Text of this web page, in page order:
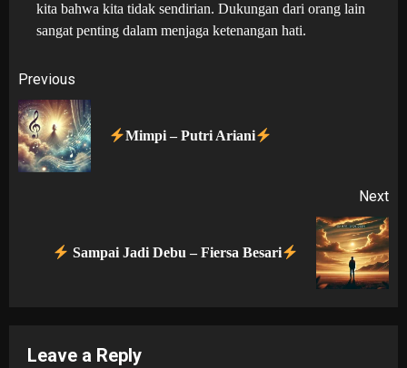
kita bahwa kita tidak sendirian. Dukungan dari orang lain
sangat penting dalam menjaga ketenangan hati.
Post
navigation
Previous
Mimpi – Putri Ariani
Next
⁠Sampai Jadi Debu – Fiersa Besari
Leave a Reply